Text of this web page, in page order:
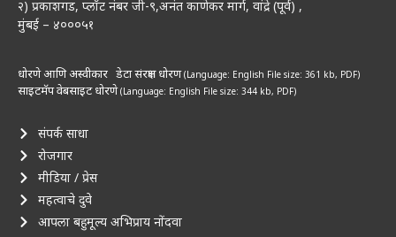
२) प्रकाशगड, प्लॉट नंबर जी-९,अनंत काणेकर मार्ग, वांद्रे (पूर्व) ,
मुंबई – ४०००५१
धोरणे आणि अस्वीकार डेटा संरक्षण धोरण(Language: English File size: 361 kb, PDF)
साइटमॅपवेबसाइट धोरणे(Language: English File size: 344 kb, PDF)
संपर्क साधा
रोजगार
मीडिया / प्रेस
महत्वाचे दुवे
आपला बहुमूल्य अभिप्राय नोंदवा